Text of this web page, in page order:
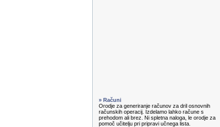
» Računi
Orodje za generiranje računov za dril osnovnih
računskih operacij. Izdelamo lahko račune s
prehodom ali brez. Ni spletna naloga, le orodje za
pomoč učitelju pri pripravi učnega lista.